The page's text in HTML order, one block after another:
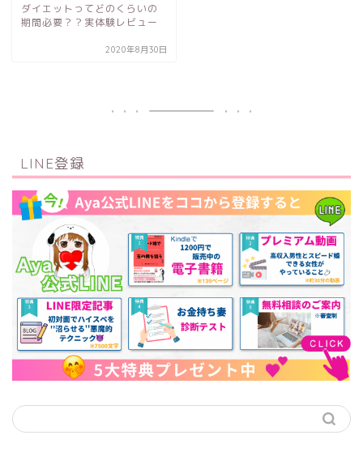
ダイエットってどのくらいの
期間必要？？実体験レビュー
2020年8月30日
LINE登録